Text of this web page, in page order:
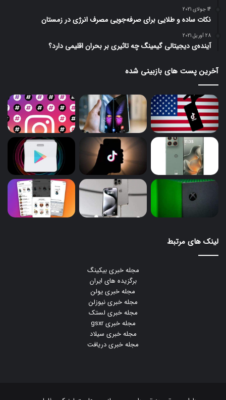
14 جولای 2021
نکات ساده و طلایی برای صرفه‌جویی مصرف انرژی در زمستان
28 آوریل 2021
آینده‌ی دیجیتالی گیمینگ چه تاثیری بر بحران اقلیمی دارد؟
آخرین پست های بازبینی شده
لینک های مرتبط
مجله خبری بیکینگ
برگزیده های ایران
مجله خبری یولن
مجله خبری نیوزلن
مجله خبری لستک
مجله خبری gsxr
مجله خبری سیلاد
مجله خبری دریافت